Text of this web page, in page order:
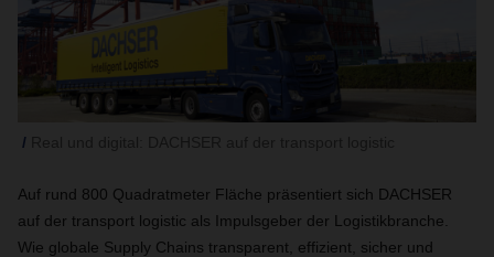
Auf rund 800 Quadratmeter Fläche präsentiert sich DACHSER
auf der transport logistic als Impulsgeber der Logistikbranche.
Wie globale Supply Chains transparent, effizient, sicher und